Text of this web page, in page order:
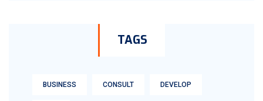
TAGS
BUSINESS CONSULT DEVELOP